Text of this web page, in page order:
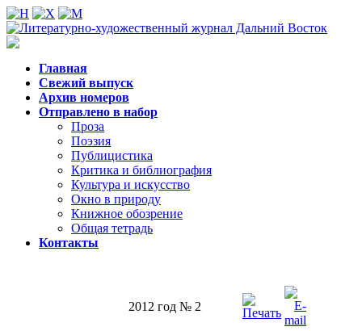
Главная
Свежий выпуск
Архив номеров
Отправлено в набор
Проза
Поэзия
Публицистика
Критика и библиография
Культура и искусство
Окно в природу
Книжное обозрение
Общая тетрадь
Контакты
2012 год № 2